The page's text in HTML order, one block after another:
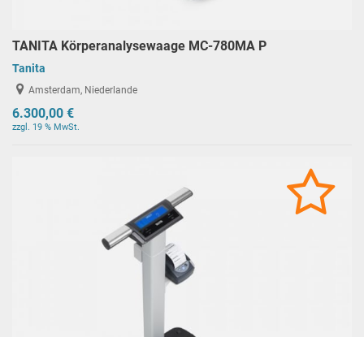
TANITA Körperanalysewaage MC-780MA P
Tanita
Amsterdam, Niederlande
6.300,00 €
zzgl. 19 % MwSt.